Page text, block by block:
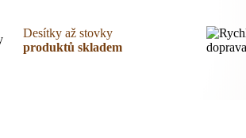
Desítky až stovky
produktů skladem